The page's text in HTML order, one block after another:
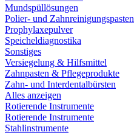
Mundspüllösungen
Polier- und Zahnreinigungspasten
Prophylaxepulver
Speicheldiagnostika
Sonstiges
Versiegelung & Hilfsmittel
Zahnpasten & Pflegeprodukte
Zahn- und Interdentalbürsten
Alles anzeigen
Rotierende Instrumente
Rotierende Instrumente
Stahlinstrumente